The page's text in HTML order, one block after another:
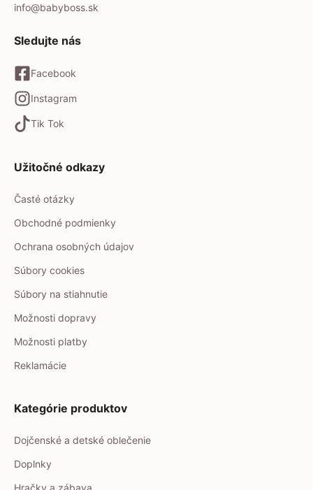
info@babyboss.sk
Sledujte nás
Facebook
Instagram
Tik Tok
Užitočné odkazy
Časté otázky
Obchodné podmienky
Ochrana osobných údajov
Súbory cookies
Súbory na stiahnutie
Možnosti dopravy
Možnosti platby
Reklamácie
Kategórie produktov
Dojčenské a detské oblečenie
Doplnky
Hračky a zábava